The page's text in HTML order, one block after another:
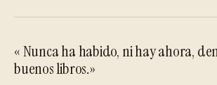
« Nunca ha habido, ni hay ahora,
buenos libros.»